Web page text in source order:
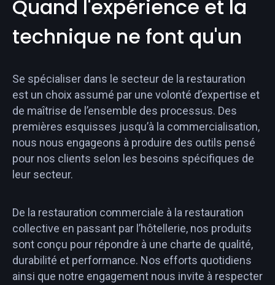
Quand l'expérience et la
technique ne font qu'un
Se spécialiser dans le secteur de la restauration
est un choix assumé par une volonté d’expertise et
de maîtrise de l’ensemble des processus. Des
premières esquisses jusqu’à la commercialisation,
nous nous engageons à produire des outils pensé
pour nos clients selon les besoins spécifiques de
leur secteur.
De la restauration commerciale à la restauration
collective en passant par l’hôtellerie, nos produits
sont conçu pour répondre à une charte de qualité,
durabilité et performance. Nos efforts quotidiens
ainsi que notre engagement nous invite à respecter